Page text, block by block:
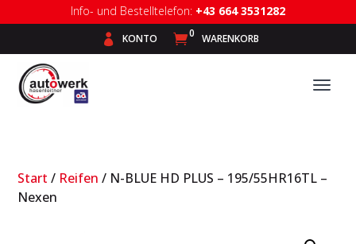
Info- und Bestelltelefon: +43 664 3531282
 KONTO 0 WARENKORB
Start / Reifen / N-BLUE HD PLUS – 195/55HR16TL –
Nexen